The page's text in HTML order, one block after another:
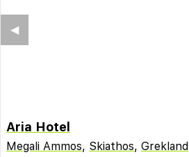
◀︎
Aria Hotel
Megali Ammos, Skiathos, Grekland